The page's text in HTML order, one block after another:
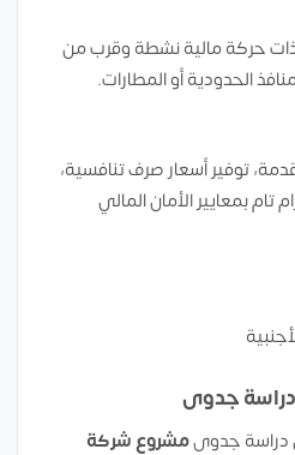
حركة مالية نشطة وقرب من
الحدودية أو المطارات.
توفير أسعار صرف تنافسية،
تام بمعايير الأمان المالي
دراسة جدوى
دراسة جدوىمشروع شركة